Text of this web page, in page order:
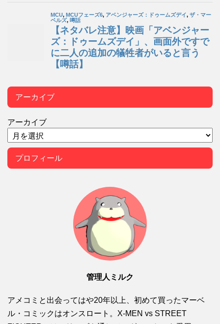
アーカイブ
アーカイブ
プロフィール
管理人ミルク
アメコミと出会ってはや20年以上、初めて買ったマーベ
ル・コミックはオンスロート。X-MEN vs STREET